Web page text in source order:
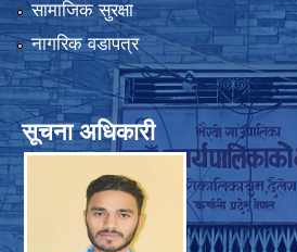
सामाजिक सुरक्षा
नागरिक वडापत्र
सूचना अधिकारी